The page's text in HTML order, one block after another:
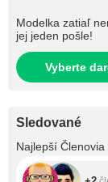
Modelka zatiaľ
jej jeden pošle!
Vyberte
Sledované
Najlepší Členovia